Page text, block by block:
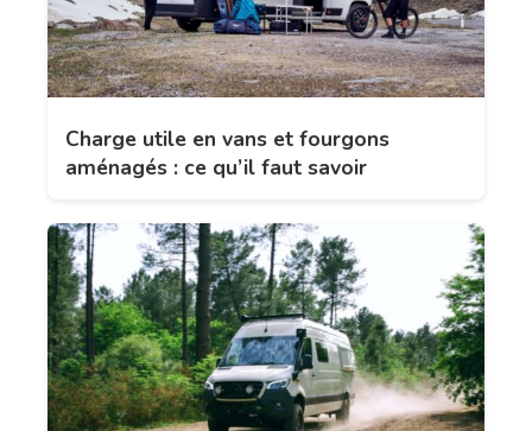
Charge utile en vans et fourgons
aménagés : ce qu’il faut savoir